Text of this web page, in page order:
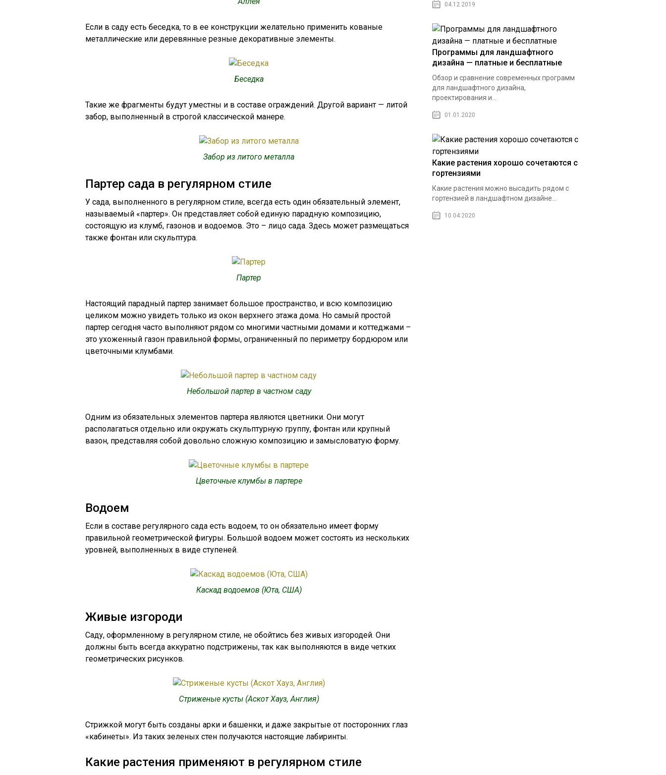
Если в саду есть беседка, то в ее конструкции желательно применить кованые
металлические или деревянные резные декоративные элементы.
Беседка
Такие же фрагменты будут уместны и в составе ограждений. Другой вариант — литой
забор, выполненный в строгой классической манере.
Забор из литого металла
Партер сада в регулярном стиле
У сада, выполненного в регулярном стиле, всегда есть один обязательный элемент,
называемый «партер». Он представляет собой единую парадную композицию,
состоящую из клумб, газонов и водоемов. Это – лицо сада. Здесь может размещаться
также фонтан или скульптура.
Партер
Настоящий парадный партер занимает большое пространство, и всю композицию
целиком можно увидеть только из окон верхнего этажа дома. Но самый простой
партер сегодня часто выполняют рядом со многими частными домами и коттеджами –
это ухоженный газон правильной формы, ограниченный по периметру бордюром или
цветочными клумбами.
Небольшой партер в частном саду
Одним из обязательных элементов партера являются цветники. Они могут
располагаться отдельно или окружать скульптурную группу, фонтан или крупный
вазон, представляя собой довольно сложную композицию и замысловатую форму.
Цветочные клумбы в партере
Водоем
Если в составе регулярного сада есть водоем, то он обязательно имеет форму
правильной геометрической фигуры. Большой водоем может состоять из нескольких
уровней, выполненных в виде ступеней.
Каскад водоемов (Юта, США)
Живые изгороди
Саду, оформленному в регулярном стиле, не обойтись без живых изгородей. Они
должны быть всегда аккуратно подстрижены, так как выполняются в виде четких
геометрических рисунков.
Стриженые кусты (Аскот Хауз, Англия)
Стрижкой могут быть созданы арки и башенки, и даже закрытые от посторонних глаз
«кабинеты». Из таких зеленых стен получаются настоящие лабиринты.
Какие растения применяют в регулярном стиле
04.12.2019
Программы для ландшафтного
дизайна — платные и бесплатные
Обзор и сравнение современных программ
для ландшафтного дизайна,
проектирования и...
01.01.2020
Какие растения хорошо сочетаются с
гортензиями
Какие растения можно высадить рядом с
гортензией в ландшафтном дизайне...
10.04.2020